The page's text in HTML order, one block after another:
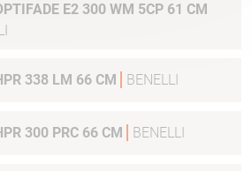
E2 300 WM 5CP 61 CM
338 LM 66 CM BENELLI
300 PRC 66 CM BENELLI